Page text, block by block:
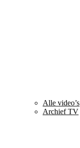
Alle video’s
Archief TV